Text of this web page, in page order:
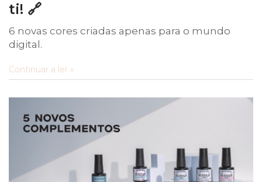
ti! 🔗
6 novas cores criadas apenas para o mundo
digital.
Continuar a ler »